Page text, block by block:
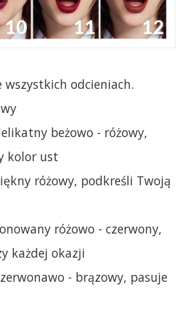
odcieniach.
beżowo - różowy,
kolor ust
różowy, podkreśli Twoją
różowo - czerwony,
każdej okazji
- brązowy, pasuje